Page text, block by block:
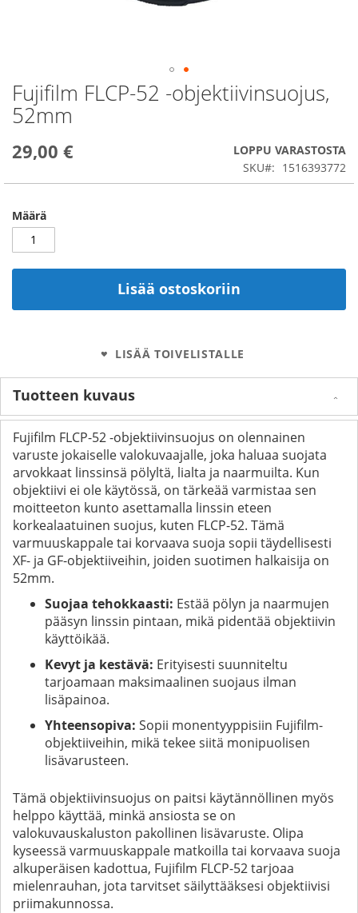
Fujifilm FLCP-52 -objektiivinsuojus,
52mm
29,00 €
LOPPU VARASTOSTA
SKU
1516393772
Määrä
Lisää ostoskoriin
LISÄÄ TOIVELISTALLE
Skip
to
the
of
Tuotteen kuvaus
Fujifilm FLCP-52 -objektiivinsuojus on olennainen
varuste jokaiselle valokuvaajalle, joka haluaa suojata
arvokkaat linssinsä pölyltä, lialta ja naarmuilta. Kun
objektiivi ei ole käytössä, on tärkeää varmistaa sen
moitteeton kunto asettamalla linssin eteen
korkealaatuinen suojus, kuten FLCP-52. Tämä
varmuuskappale tai korvaava suoja sopii täydellisesti
XF- ja GF-objektiiveihin, joiden suotimen halkaisija on
52mm.
Suojaa tehokkaasti: Estää pölyn ja naarmujen
pääsyn linssin pintaan, mikä pidentää objektiivin
käyttöikää.
Kevyt ja kestävä: Erityisesti suunniteltu
tarjoamaan maksimaalinen suojaus ilman
lisäpainoa.
Yhteensopiva: Sopii monentyyppisiin Fujifilm-
objektiiveihin, mikä tekee siitä monipuolisen
lisävarusteen.
Tämä objektiivinsuojus on paitsi käytännöllinen myös
helppo käyttää, minkä ansiosta se on
valokuvauskaluston pakollinen lisävaruste. Olipa
kyseessä varmuuskappale matkoilla tai korvaava suoja
alkuperäisen kadottua, Fujifilm FLCP-52 tarjoaa
mielenrauhan, jota tarvitset säilyttääksesi objektiivisi
priimakunnossa.